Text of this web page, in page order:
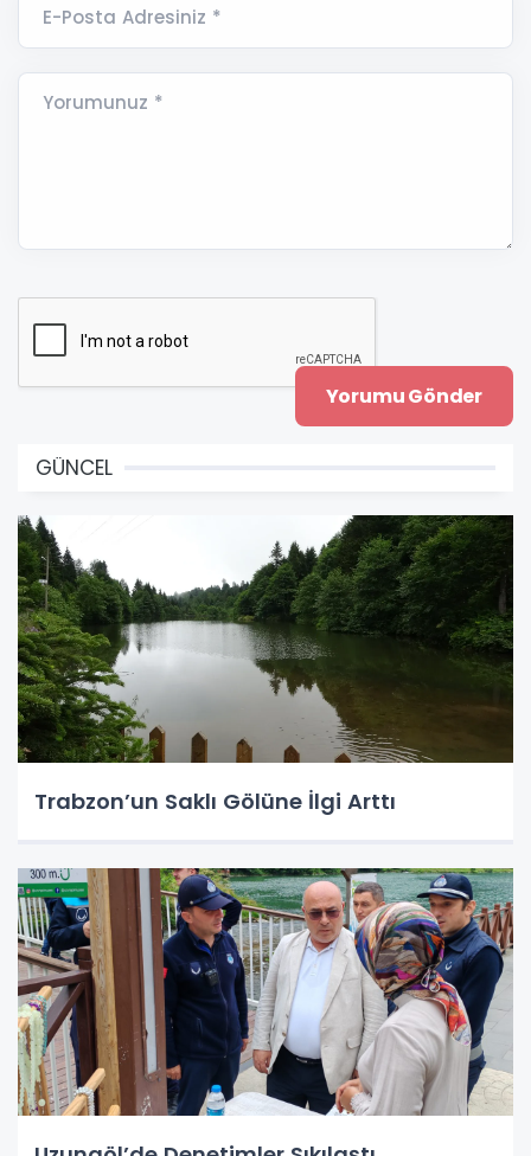
E-Posta Adresiniz *
Yorumunuz *
GÜNCEL
Trabzon’un Saklı Gölüne İlgi Arttı